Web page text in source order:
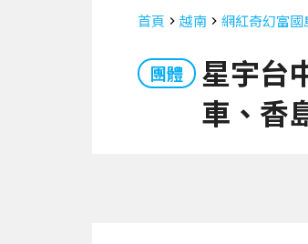
首頁 越南 網紅奇幻富國
團體
星宇台
車、香